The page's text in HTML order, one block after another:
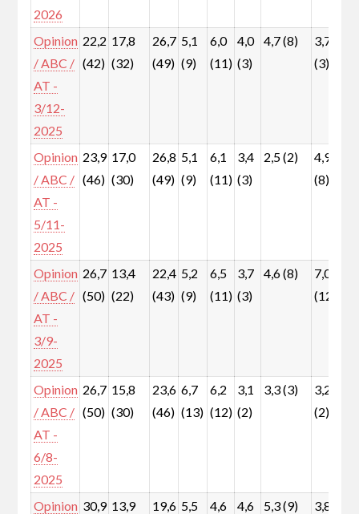
2026
Opinion
/ ABC /
AT -
3/12-
2025
22,2
(42)
17,8
(32)
26,7
(49)
5,1
(9)
6,0
(11)
4,0
(3)
4,7 (8)
3,7
(3)
Opinion
/ ABC /
AT -
5/11-
2025
23,9
(46)
17,0
(30)
26,8
(49)
5,1
(9)
6,1
(11)
3,4
(3)
2,5 (2)
4,9
(8)
Opinion
/ ABC /
AT -
3/9-
2025
26,7
(50)
13,4
(22)
22,4
(43)
5,2
(9)
6,5
(11)
3,7
(3)
4,6 (8)
7,0
(12)
Opinion
/ ABC /
AT -
6/8-
2025
26,7
(50)
15,8
(30)
23,6
(46)
6,7
(13)
6,2
(12)
3,1
(2)
3,3 (3)
3,2
(2)
Opinion 30,9 13,9
19,6 5,5
4,6
4,6
5,3 (9)
3,8